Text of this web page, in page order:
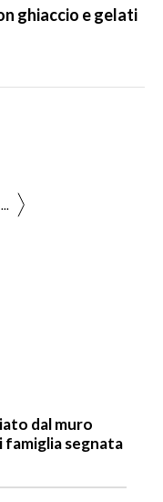
ghiaccio e gelati
...
dal muro
segnata